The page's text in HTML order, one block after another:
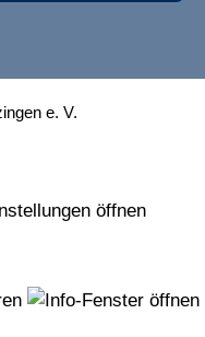
e. V.